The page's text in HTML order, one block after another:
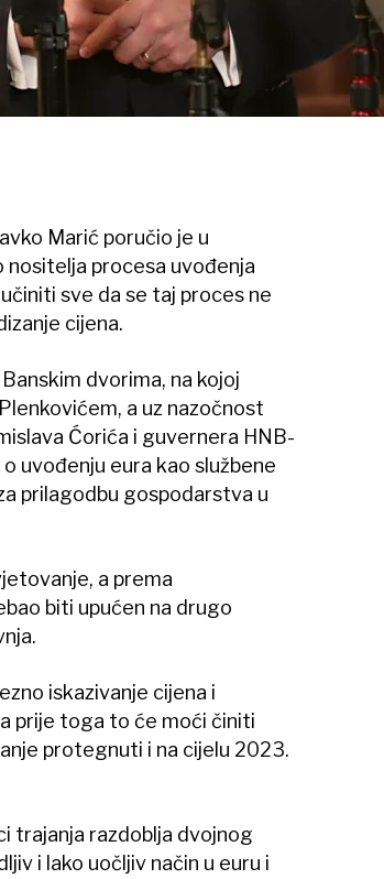
Marić poručio je u
nositelja procesa uvođenja
sve da se taj proces ne
cijena.
dvorima, na kojoj
a uz nazočnost
Ćorića i guvernera HNB-
uvođenju eura kao službene
prilagodbu gospodarstva u
a prema
biti upućen na drugo
iskazivanje cijena i
prije toga to će moći činiti
protegnuti i na cijelu 2023.
trajanja razdoblja dvojnog
i lako uočljiv način u euru i